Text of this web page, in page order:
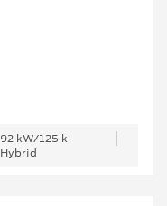
92 kW/125 k
Hybrid